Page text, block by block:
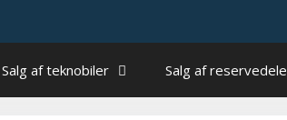
Salg af teknobiler Salg af reservedele